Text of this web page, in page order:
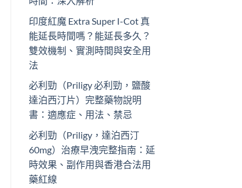
印度紅魔 Extra Super I-Cot 真
能延長時間嗎？能延長多久？
雙效機制、實測時間與安全用
法
必利勁（Priligy 必利勁，鹽酸
達泊西汀片）完整藥物說明
書：適應症、用法、禁忌
必利勁（Priligy，達泊西汀
60mg）治療早洩完整指南：延
時效果、副作用與香港合法用
藥紅線